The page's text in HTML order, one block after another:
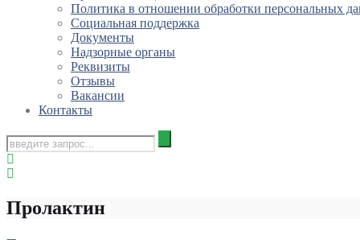
Политика в отношении обработки персональных
Социальная поддержка
Документы
Надзорные органы
Реквизиты
Отзывы
Вакансии
Контакты
Пролактин